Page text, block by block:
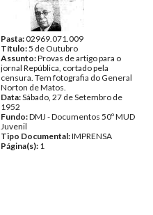
Pasta:02969.071.009
Título:5 de Outubro
Assunto:Provas de artigo para o
jornal República, cortado pela
censura. Tem fotografia do General
Norton de Matos.
Data:Sábado, 27 de Setembro de
1952
Fundo:DMJ - Documentos 50º MUD
Juvenil
Tipo Documental:IMPRENSA
Página(s): 1